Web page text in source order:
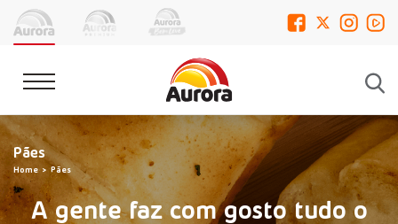
Pães
Home Pães
A gente faz com gosto tudo o